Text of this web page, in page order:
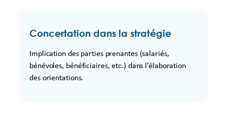
Concertation dans la stratégie
Implication des parties prenantes (salariés,
bénévoles, bénéficiaires, etc.) dans l’élaboration
des orientations.